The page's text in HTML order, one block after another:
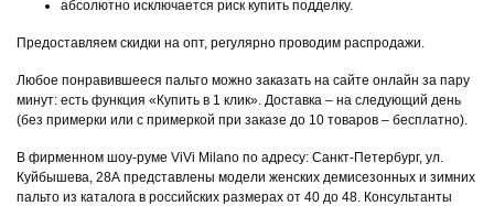
абсолютно исключается риск купить подделку.
Предоставляем скидки на опт, регулярно проводим распродажи.
Любое понравившееся пальто можно заказать на сайте онлайн за пару
минут: есть функция «Купить в 1 клик». Доставка – на следующий день
(без примерки или с примеркой при заказе до 10 товаров – бесплатно).
В фирменном шоу-руме ViVi Milano по адресу: Санкт-Петербург, ул.
Куйбышева, 28А представлены модели женских демисезонных и зимних
пальто из каталога в российских размерах от 40 до 48. Консультанты